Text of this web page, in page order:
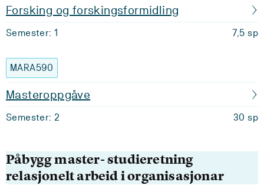
Forsking og forskingsformidling
Semester: 1 7,5 sp
MARA590
Masteroppgåve
Semester: 2 30 sp
Påbygg master- studieretning
relasjonelt arbeid i organisasjonar